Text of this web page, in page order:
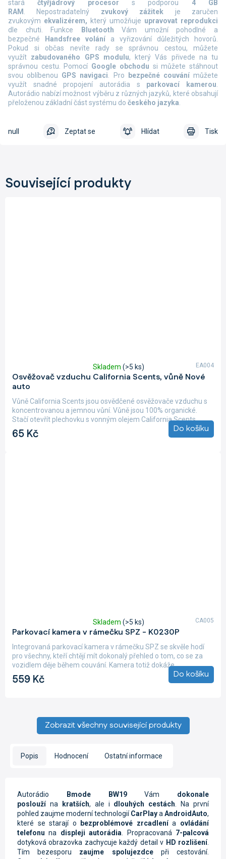
staráčtyřjádrový procesor s podporou 4 GB
RAM . Nepostradatelný zvukový zážitek je zaručen
zvukovým ekvalizérem, který umožňuje upravovat reprodukci
dle chuti. Funkce
Bluetooth Vám umožní pohodlné a
bezpečné
Handsfree volání a vyřizování důležitých hovorů.
Pokud si občas nevíte rady se správnou cestou, můžete
využít zabudovaného GPS modulu, který Vás přivede na tu
správnou cestu. Pomocí Google obchodu si můžete stáhnout
svou oblíbenou GPS navigaci. Pro bezpečné couvánímůžete
využít snadné propojení autorádia s parkovací kamerou.
Autorádio nabízí možnost výběru z různých jazyků, které obsahují
přeloženou základní část systému do českého jazyka.
Tisk
Zeptat se Hlídat
null
Související produkty
Osvěžovač vzduchu California Scents, vůně Nové
auto
hodnocení
produktu
je
4,0
z
hvězdiček.
Skladem (>5 ks)
65 Kč Do košíku
Vůně California Scents jsou osvědčené osvěžovače vzduchu s
koncentrovanou a jemnou vůní. Vůně jsou 100% organické.
Stačí otevřít plechovku s vonným olejem California Scents,...
EA004
Parkovací kamera v rámečku SPZ - K0230P
hodnocení
produktu
je
5,0
5
Skladem (>5 ks)
559 Kč Do košíku
Integrovaná parkovací kamera v rámečku SPZ se skvěle hodí
pro všechny, kteří chtějí mít dokonalý přehled o tom, co se za
vozidlem děje během couvání. Kamera totiž dokáže...
CA005
Zobrazit všechny související produkty
Popis Hodnocení Ostatní informace
Autorádio Bmode BW19Vám dokonale
posloužína kratších, ale i dlouhých cestách . Na první
pohled zaujme moderní technologiíCarPlaya AndroidAuto,
které se starají o
bezproblémové zrcadlenía ovládání
telefonu na displeji autorádia . Propracovaná 7-palcová
dotyková obrazovka zachycuje každý detail v HD rozlišení.
Tím bezesporu zaujme spolujezdcepři cestování.